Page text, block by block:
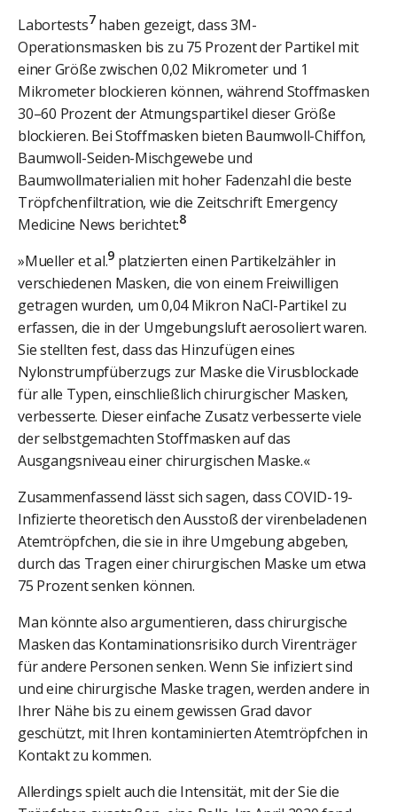
Labortests7 haben gezeigt, dass 3M-
Operationsmasken bis zu 75 Prozent der Partikel mit
einer Größe zwischen 0,02 Mikrometer und 1
Mikrometer blockieren können, während Stoffmasken
30–60 Prozent der Atmungspartikel dieser Größe
blockieren. Bei Stoffmasken bieten Baumwoll-Chiffon,
Baumwoll-Seiden-Mischgewebe und
Baumwollmaterialien mit hoher Fadenzahl die beste
Tröpfchenfiltration, wie die Zeitschrift Emergency
Medicine News berichtet:8
»Mueller et al.9 platzierten einen Partikelzähler in
verschiedenen Masken, die von einem Freiwilligen
getragen wurden, um 0,04 Mikron NaCl-Partikel zu
erfassen, die in der Umgebungsluft aerosoliert waren.
Sie stellten fest, dass das Hinzufügen eines
Nylonstrumpfüberzugs zur Maske die Virusblockade
für alle Typen, einschließlich chirurgischer Masken,
verbesserte. Dieser einfache Zusatz verbesserte viele
der selbstgemachten Stoffmasken auf das
Ausgangsniveau einer chirurgischen Maske.«
Zusammenfassend lässt sich sagen, dass COVID-19-
Infizierte theoretisch den Ausstoß der virenbeladenen
Atemtröpfchen, die sie in ihre Umgebung abgeben,
durch das Tragen einer chirurgischen Maske um etwa
75 Prozent senken können.
Man könnte also argumentieren, dass chirurgische
Masken das Kontaminationsrisiko durch Virenträger
für andere Personen senken. Wenn Sie infiziert sind
und eine chirurgische Maske tragen, werden andere in
Ihrer Nähe bis zu einem gewissen Grad davor
geschützt, mit Ihren kontaminierten Atemtröpfchen in
Kontakt zu kommen.
Allerdings spielt auch die Intensität, mit der Sie die